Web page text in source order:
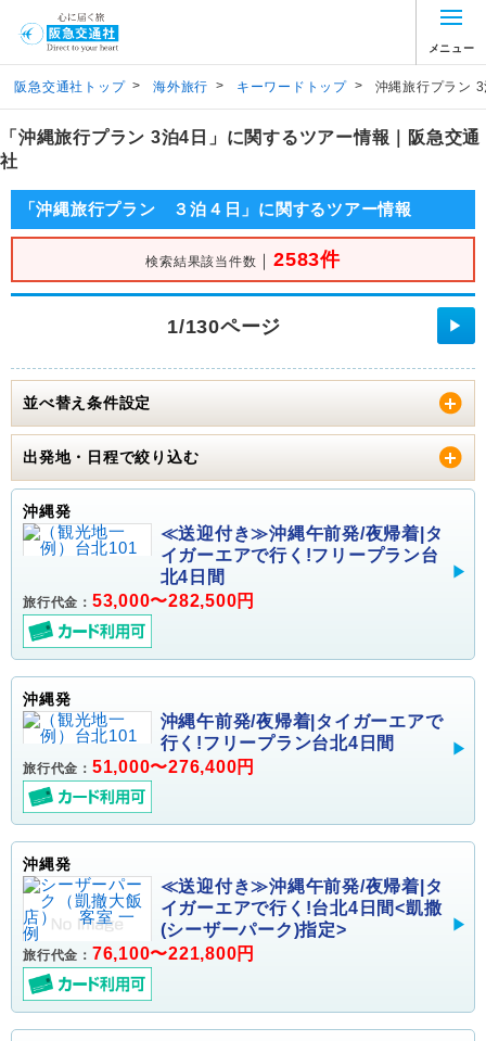
メニュー
阪急交通社トップ > 海外旅行 > キーワードトップ > 沖縄旅行プラン
「沖縄旅行プラン 3泊4日」に関するツアー情報｜阪急交通
社
「沖縄旅行プラン ３泊４日」に関するツアー情報
検索結果該当件数 ｜ 2583件
1/130ページ ▶
並べ替え条件設定
出発地・日程で絞り込む
沖縄発
≪送迎付き≫沖縄午前発/夜帰着|タ
イガーエアで行く!フリープラン台
北4日間
旅行代金： 53,000〜282,500円
沖縄発
沖縄午前発/夜帰着|タイガーエアで
行く!フリープラン台北4日間
旅行代金： 51,000〜276,400円
沖縄発
≪送迎付き≫沖縄午前発/夜帰着|タ
イガーエアで行く!台北4日間<凱撒
(シーザーパーク)指定>
旅行代金： 76,100〜221,800円